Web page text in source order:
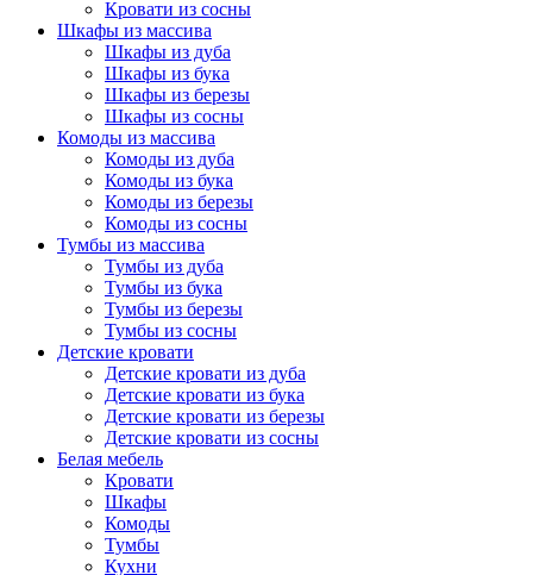
Кровати из сосны
Шкафы из массива
Шкафы из дуба
Шкафы из бука
Шкафы из березы
Шкафы из сосны
Комоды из массива
Комоды из дуба
Комоды из бука
Комоды из березы
Комоды из сосны
Тумбы из массива
Тумбы из дуба
Тумбы из бука
Тумбы из березы
Тумбы из сосны
Детские кровати
Детские кровати из дуба
Детские кровати из бука
Детские кровати из березы
Детские кровати из сосны
Белая мебель
Кровати
Шкафы
Комоды
Тумбы
Кухни